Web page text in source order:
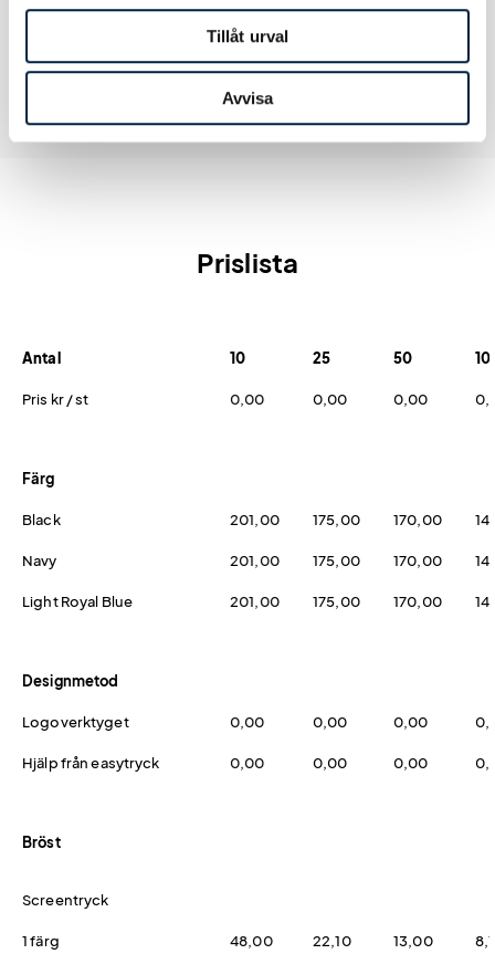
Tillåt urval
Avvisa
Prislista
Antal 10 25 50
Pris kr / st 0,00 0,00 0,00
Färg
Black 201,00 175,00 170,00
Navy 201,00 175,00 170,00
Light Royal Blue 201,00 175,00 170,00
Designmetod
Logoverktyget 0,00 0,00 0,00
Hjälp från easytryck 0,00 0,00 0,00
Bröst
Screentryck
1 färg 48,00 22,10 13,00